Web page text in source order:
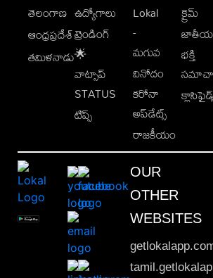
తెలంగాణ
ఆంధ్రప్రదేశ్
తమిళనాడు
ఉద్యోగాలు
ట్రెండింగ్
🌟
వాట్సాప్
STATUS
టిప్స్
Lokal
-
మగువ
వినోదం
కరోనా
అప్‌డేట్స్
రాజకీయం
క్రైమ్
భక్తి
OUR
OTHER
WEBSITES